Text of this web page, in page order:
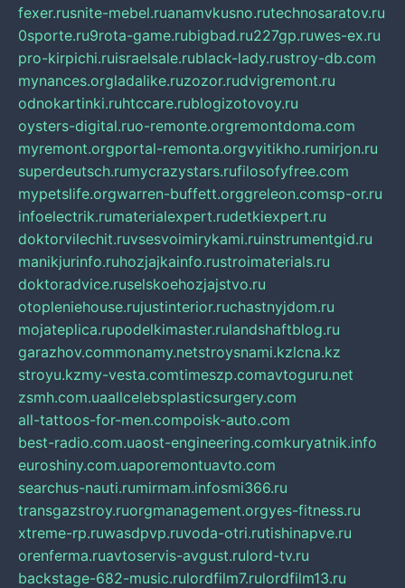
fexer.rusnite-mebel.ruanamvkusno.rutechnosaratov.ru
0sporte.ru9rota-game.rubigbad.ru227gp.ruwes-ex.ru
pro-kirpichi.ruisraelsale.rublack-lady.rustroy-db.com
mynances.orgladalike.ruzozor.rudvigremont.ru
odnokartinki.ruhtccare.rublogizotovoy.ru
oysters-digital.ruo-remonte.orgremontdoma.com
myremont.orgportal-remonta.orgvyitikho.rumirjon.ru
superdeutsch.rumycrazystars.rufilosofyfree.com
mypetslife.orgwarren-buffett.orggreleon.comsp-or.ru
infoelectrik.rumaterialexpert.rudetkiexpert.ru
doktorvilechit.ruvsesvoimirykami.ruinstrumentgid.ru
manikjurinfo.ruhozjajkainfo.rustroimaterials.ru
doktoradvice.ruselskoehozjajstvo.ru
otopleniehouse.rujustinterior.ruchastnyjdom.ru
mojateplica.rupodelkimaster.rulandshaftblog.ru
garazhov.commonamy.netstroysnami.kzlcna.kz
stroyu.kzmy-vesta.comtimeszp.comavtoguru.net
zsmh.com.uaallcelebsplasticsurgery.com
all-tattoos-for-men.compoisk-auto.com
best-radio.com.uaost-engineering.comkuryatnik.info
euroshiny.com.uaporemontuavto.com
searchus-nauti.rumirmam.infosmi366.ru
transgazstroy.ruorgmanagement.orgyes-fitness.ru
xtreme-rp.ruwasdpvp.ruvoda-otri.rutishinapve.ru
orenferma.ruavtoservis-avgust.rulord-tv.ru
backstage-682-music.rulordfilm7.rulordfilm13.ru